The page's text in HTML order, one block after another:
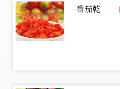
番茄乾